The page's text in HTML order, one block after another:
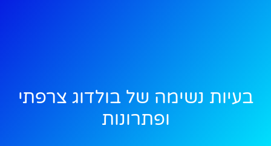
בעיות נשימה של בולדוג צרפתי
ופתרונות